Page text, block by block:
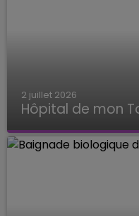
2 juillet 2026
Hôpital de mon
Hôpital de mon